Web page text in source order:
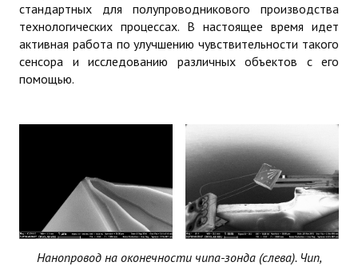
Сенсоры биоспецифических взаимодействий
Одноатомные одноэлектронные устройства
Численное моделирование молекулярных и одноатомных
ЦЕНТР ЛИТОГРАФИИ И МИКРОСКОПИИ
стандартных для полупроводникового производства
технологических процессах. В настоящее время идет
активная работа по улучшению чувствительности такого
сенсора и исследованию различных объектов с его
помощью.
Нанопровод на оконечности чипа-зонда (слева). Чип,